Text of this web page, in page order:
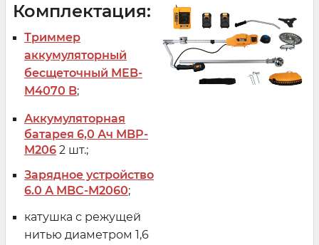
Комплектация:
Триммер
аккумуляторный
бесщеточный MEB-
M4070 B;
Аккумуляторная
батарея 6,0 Ач MBP-
M206 2 шт.;
Зарядное устройство
6.0 А MBC-M2060;
катушка с режущей
нитью диаметром 1,6